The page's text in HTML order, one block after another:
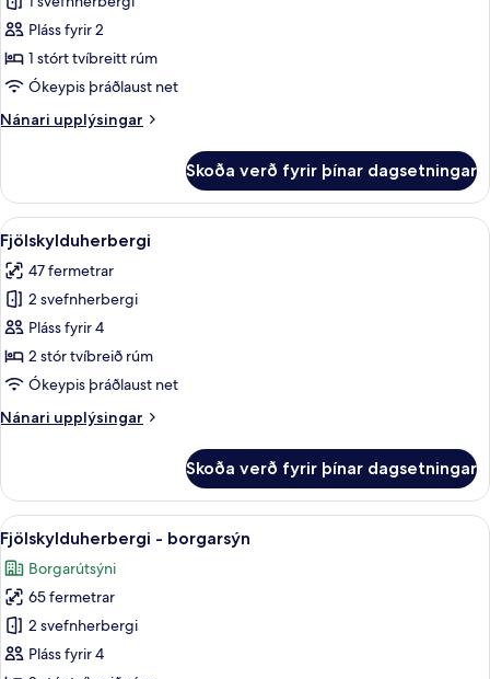
herbergi
með
tvíbreiðu
rúmi
1
rúm
-
borgarsýn
-
turnherbergi
Pláss fyrir 2
1 stórt tvíbreitt rúm
Ókeypis þráðlaust net
Nánari upplýsingar
Nánari
herbergi
með
tvíbreiðu
rúmi
tvíbreitt
rúm
borgarsýn
-
Skoða verð fyrir þínar dagsetningar
Skoða
allar
myndir
fyrir
Fjölskylduherbergi
Rúmföt úr egypskri bómull, rúmföt
5
Fjölskylduherbergi
47 fermetrar
2 svefnherbergi
Pláss fyrir 4
2 stór tvíbreið rúm
Ókeypis þráðlaust net
Nánari upplýsingar
Nánari
Skoða verð fyrir þínar dagsetningar
Skoða
allar
myndir
fyrir
Fjölskylduherbergi
-
Rúmföt úr egypskri bómull, rúmföt
4
Fjölskylduherbergi - borgarsýn
Borgarútsýni
65 fermetrar
2 svefnherbergi
Pláss fyrir 4